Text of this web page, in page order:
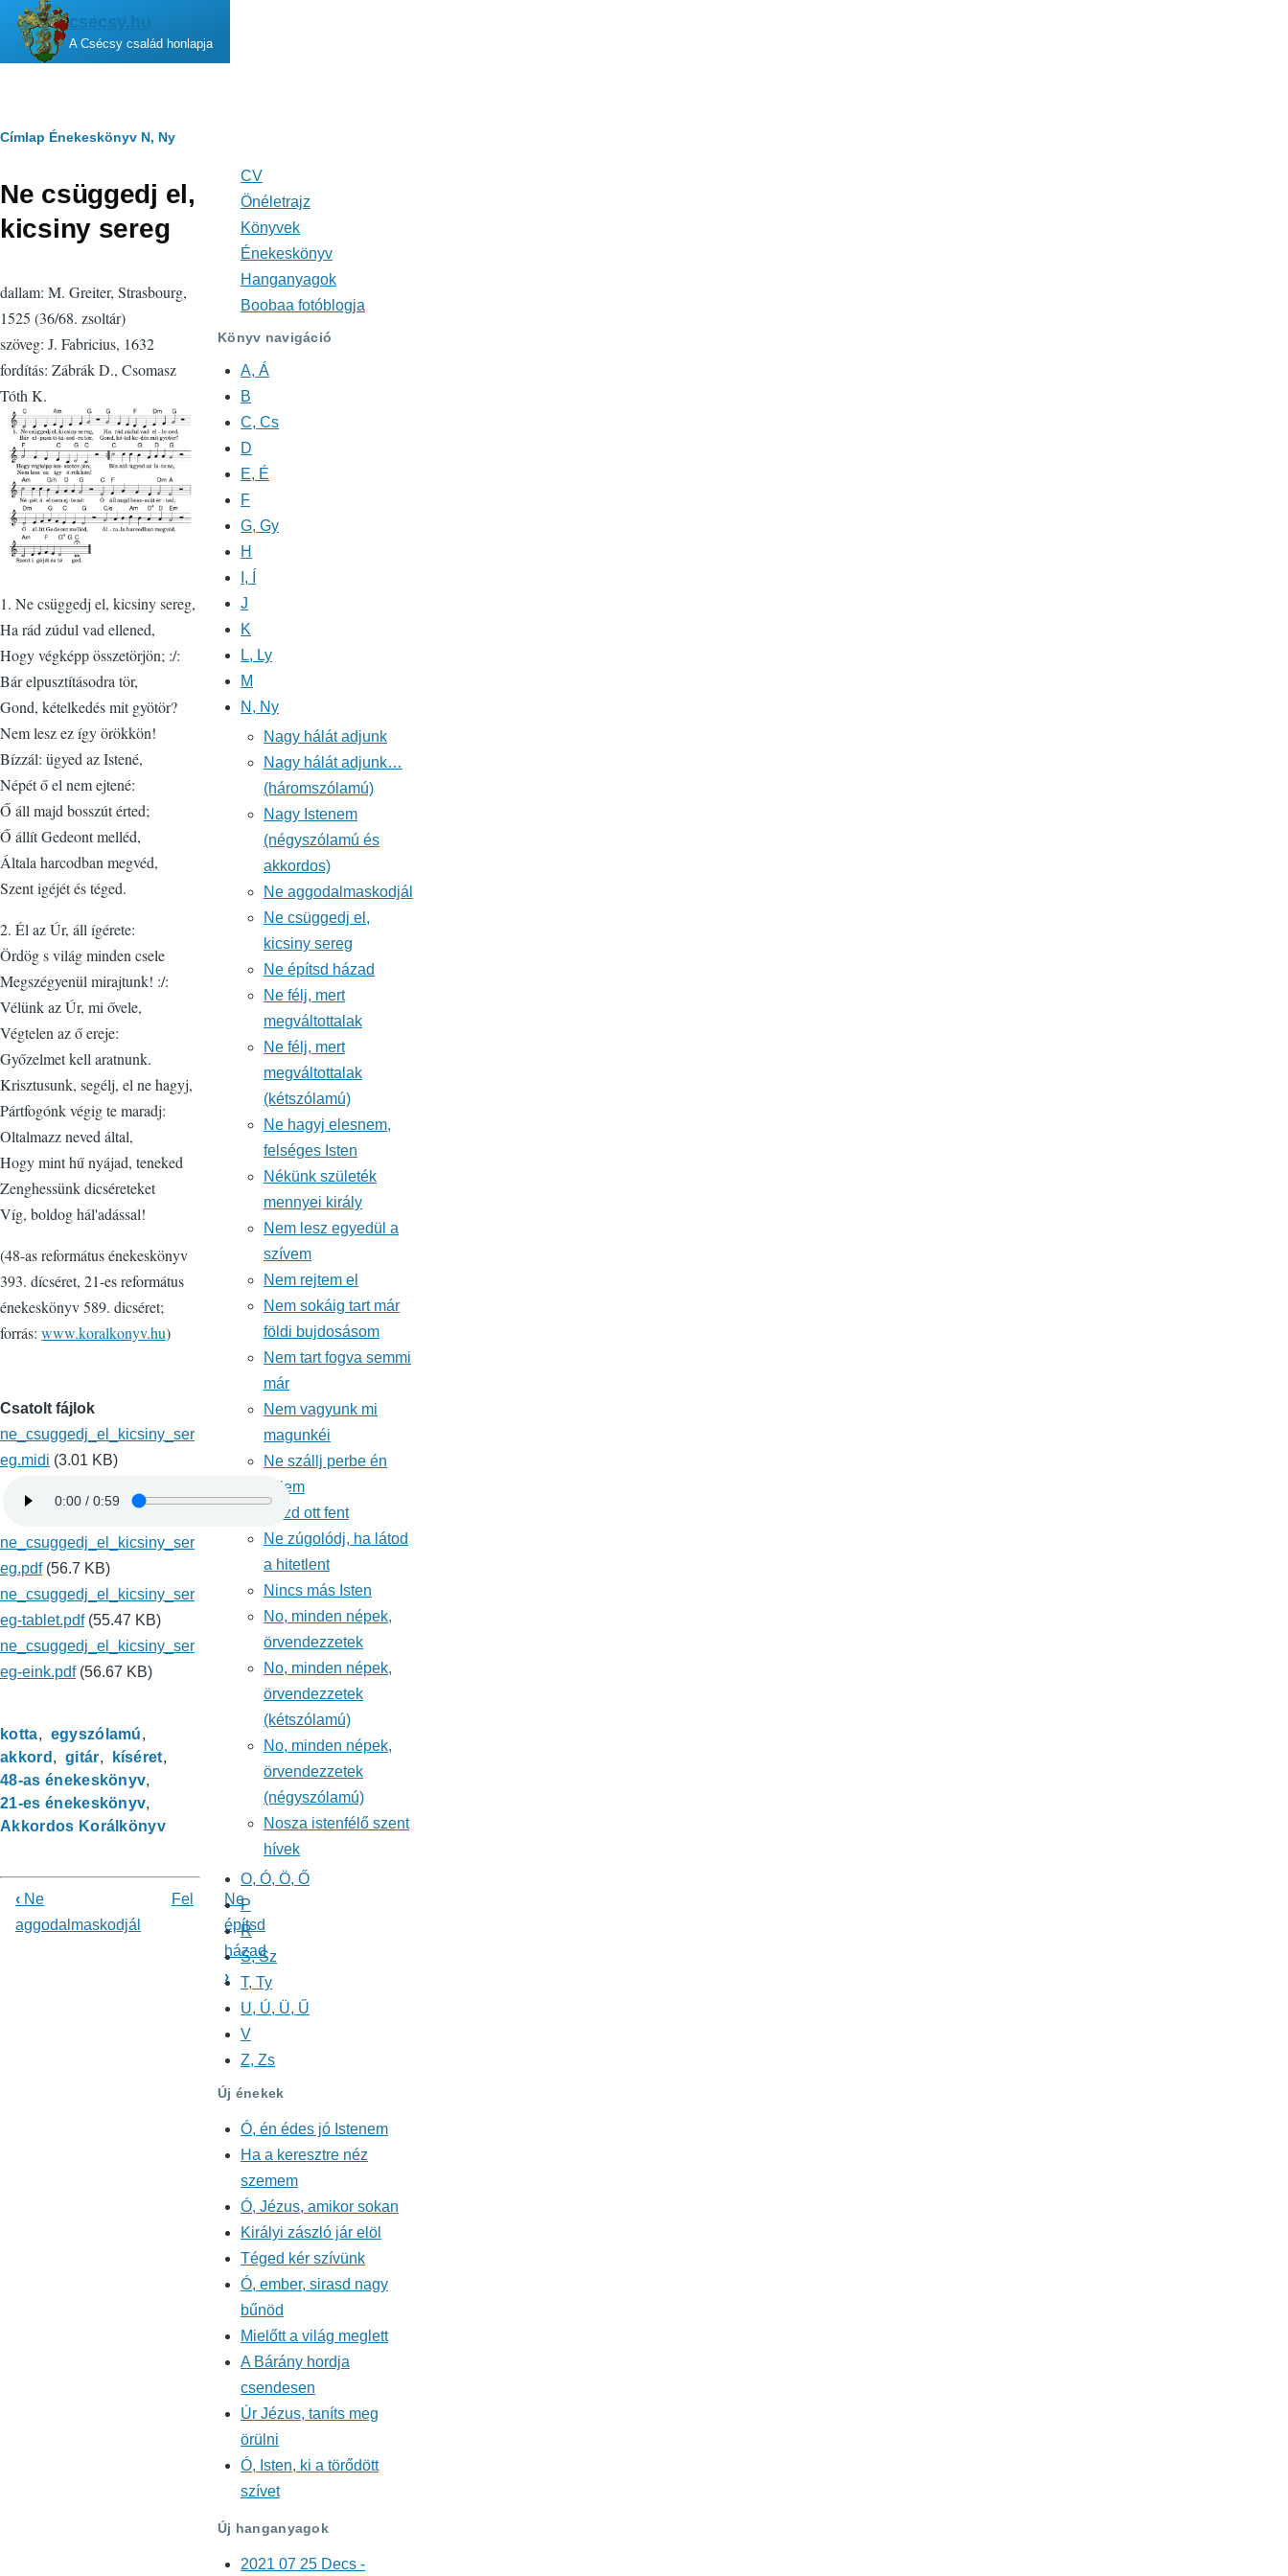
Ugrás a tartalomra
csecsy.hu
A Csécsy család honlapja
Morzsa
Címlap Énekeskönyv N, Ny
Ne csüggedj el,
kicsiny sereg
dallam: M. Greiter, Strasbourg,
1525 (36/68. zsoltár)
szöveg: J. Fabricius, 1632
fordítás: Zábrák D., Csomasz
Tóth K.
1. Ne csüggedj el, kicsiny sereg,
Ha rád zúdul vad ellened,
Hogy végképp összetörjön; :/:
Bár elpusztításodra tör,
Gond, kételkedés mit gyötör?
Nem lesz ez így örökkön!
Bízzál: ügyed az Istené,
Népét ő el nem ejtené:
Ő áll majd bosszút érted;
Ő állít Gedeont melléd,
Általa harcodban megvéd,
Szent igéjét és téged.
2. Él az Úr, áll ígérete:
Ördög s világ minden csele
Megszégyenül mirajtunk! :/:
Vélünk az Úr, mi ővele,
Végtelen az ő ereje:
Győzelmet kell aratnunk.
Krisztusunk, segélj, el ne hagyj,
Pártfogónk végig te maradj:
Oltalmazz neved által,
Hogy mint hű nyájad, teneked
Zenghessünk dicséreteket
Víg, boldog hál'adással!
(48-as református énekeskönyv
393. dícséret, 21-es református
énekeskönyv 589. dicséret;
forrás: www.koralkonyv.hu)
Csatolt fájlok
ne_csuggedj_el_kicsiny_ser
eg.midi (3.01 KB)
ne_csuggedj_el_kicsiny_ser
eg.pdf (56.7 KB)
ne_csuggedj_el_kicsiny_ser
eg-tablet.pdf (55.47 KB)
ne_csuggedj_el_kicsiny_ser
eg-eink.pdf (56.67 KB)
kotta
egyszólamú
akkord
gitár
kíséret
48-as énekeskönyv
21-es énekeskönyv
Akkordos Korálkönyv
Könyv
‹ Ne
aggodalmaskodjál
Fel
Ne
építsd
házad
›
navigáció
CV
Önéletrajz
Könyvek
Énekeskönyv
Hanganyagok
Boobaa fotóblogja
Könyv navigáció
A, Á
B
C, Cs
D
E, É
F
G, Gy
H
I, Í
J
K
L, Ly
M
N, Ny
Nagy hálát adjunk
Nagy hálát adjunk…
(háromszólamú)
Nagy Istenem
(négyszólamú és
akkordos)
Ne aggodalmaskodjál
Ne csüggedj el,
kicsiny sereg
Ne építsd házad
Ne félj, mert
megváltottalak
Ne félj, mert
megváltottalak
(kétszólamú)
Ne hagyj elesnem,
felséges Isten
Nékünk születék
mennyei király
Nem lesz egyedül a
szívem
Nem rejtem el
Nem sokáig tart már
földi bujdosásom
Nem tart fogva semmi
már
Nem vagyunk mi
magunkéi
Ne szállj perbe én
velem
Nézd ott fent
Ne zúgolódj, ha látod
a hitetlent
Nincs más Isten
No, minden népek,
örvendezzetek
No, minden népek,
örvendezzetek
(kétszólamú)
No, minden népek,
örvendezzetek
(négyszólamú)
Nosza istenfélő szent
hívek
O, Ó, Ö, Ő
P
R
S, Sz
T, Ty
U, Ú, Ü, Ű
V
Z, Zs
Új énekek
Ó, én édes jó Istenem
Ha a keresztre néz
szemem
Ó, Jézus, amikor sokan
Királyi zászló jár elöl
Téged kér szívünk
Ó, ember, sirasd nagy
bűnöd
Mielőtt a világ meglett
A Bárány hordja
csendesen
Úr Jézus, taníts meg
örülni
Ó, Isten, ki a törődött
szívet
Új hanganyagok
2021 07 25 Decs -